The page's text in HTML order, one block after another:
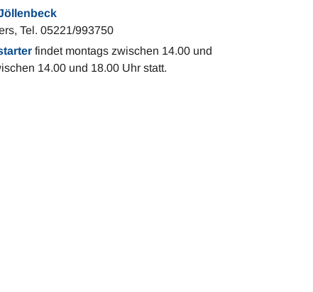
05221/993750
findet montags zwischen 14.00 und
14.00 und 18.00 Uhr statt.